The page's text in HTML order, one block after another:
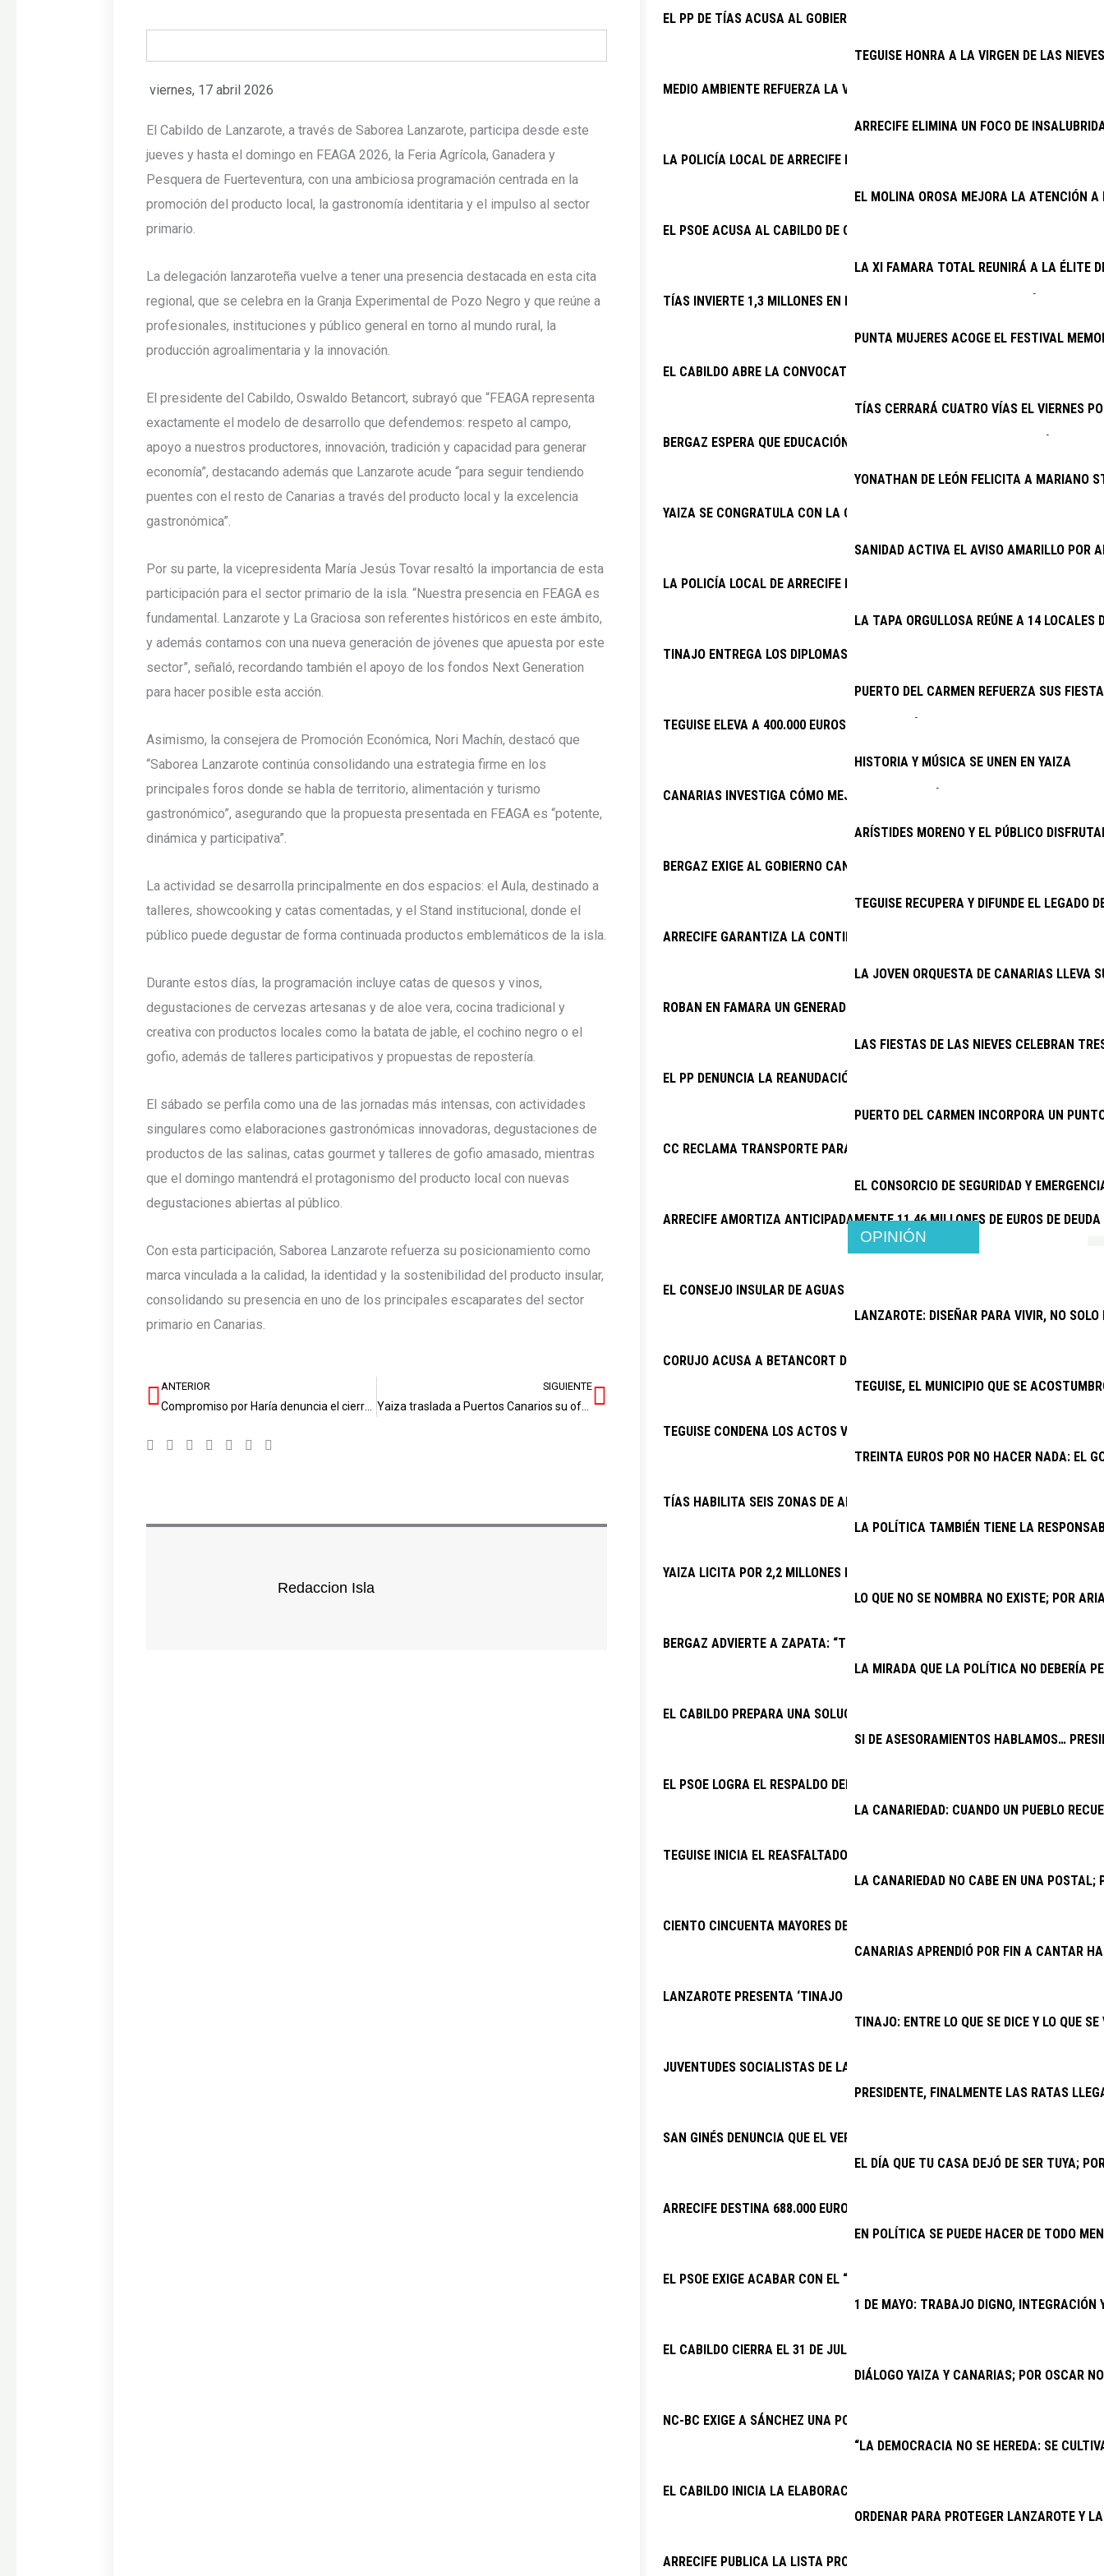
viernes, 17 abril 2026
El Cabildo de Lanzarote, a través de Saborea Lanzarote, participa desde este
jueves y hasta el domingo en FEAGA 2026, la Feria Agrícola, Ganadera y
Pesquera de Fuerteventura, con una ambiciosa programación centrada en la
promoción del producto local, la gastronomía identitaria y el impulso al sector
primario.
La delegación lanzaroteña vuelve a tener una presencia destacada en esta cita
regional, que se celebra en la Granja Experimental de Pozo Negro y que reúne a
profesionales, instituciones y público general en torno al mundo rural, la
producción agroalimentaria y la innovación.
El presidente del Cabildo, Oswaldo Betancort, subrayó que “FEAGA representa
exactamente el modelo de desarrollo que defendemos: respeto al campo,
apoyo a nuestros productores, innovación, tradición y capacidad para generar
economía”, destacando además que Lanzarote acude “para seguir tendiendo
puentes con el resto de Canarias a través del producto local y la excelencia
gastronómica”.
Por su parte, la vicepresidenta María Jesús Tovar resaltó la importancia de esta
participación para el sector primario de la isla. “Nuestra presencia en FEAGA es
fundamental. Lanzarote y La Graciosa son referentes históricos en este ámbito,
y además contamos con una nueva generación de jóvenes que apuesta por este
sector”, señaló, recordando también el apoyo de los fondos Next Generation
para hacer posible esta acción.
Asimismo, la consejera de Promoción Económica, Nori Machín, destacó que
“Saborea Lanzarote continúa consolidando una estrategia firme en los
principales foros donde se habla de territorio, alimentación y turismo
gastronómico”, asegurando que la propuesta presentada en FEAGA es “potente,
dinámica y participativa”.
La actividad se desarrolla principalmente en dos espacios: el Aula, destinado a
talleres, showcooking y catas comentadas, y el Stand institucional, donde el
público puede degustar de forma continuada productos emblemáticos de la isla.
Durante estos días, la programación incluye catas de quesos y vinos,
degustaciones de cervezas artesanas y de aloe vera, cocina tradicional y
creativa con productos locales como la batata de jable, el cochino negro o el
gofio, además de talleres participativos y propuestas de repostería.
El sábado se perfila como una de las jornadas más intensas, con actividades
singulares como elaboraciones gastronómicas innovadoras, degustaciones de
productos de las salinas, catas gourmet y talleres de gofio amasado, mientras
que el domingo mantendrá el protagonismo del producto local con nuevas
degustaciones abiertas al público.
Con esta participación, Saborea Lanzarote refuerza su posicionamiento como
marca vinculada a la calidad, la identidad y la sostenibilidad del producto insular,
consolidando su presencia en uno de los principales escaparates del sector
primario en Canarias.
Ant
ANTERIOR
Compromiso por Haría denuncia el cierre de la sala de teatro de La Tegala
SIGUIENTE
Yaiza traslada a Puertos Canarios su oferta para cruceristas centrada en experiencias autóctonas Siguiente
Redaccion Isla
EL PP DE TÍAS ACUSA AL GOBIERNO DE INCAPACIDAD CON EL PLAN DE
MEDIO AMBIENTE REFUERZA LA VIGILANCIA EN LOS COTOS DE CAZA DE
LA POLICÍA LOCAL DE ARRECIFE DETIENE A DOS VARONES EXTRANJEROS
EL PSOE ACUSA AL CABILDO DE CONOCER DESDE 2025 EL DERRIBO DE LA
TÍAS INVIERTE 1,3 MILLONES EN RENOVAR EL ALUMBRADO DE 32 VÍAS
EL CABILDO ABRE LA CONVOCATORIA DE SUBVENCIONES PARA LA
BERGAZ ESPERA QUE EDUCACIÓN CUMPLA E INICIE LA CONTRATACIÓN DEL
YAIZA SE CONGRATULA CON LA CONTINUIDAD DEL PROYECTO DE
LA POLICÍA LOCAL DE ARRECIFE DETIENE A DOS VARONES POR PRESUNTO
TINAJO ENTREGA LOS DIPLOMAS DE LA ESCUELA DE CUIDADOS
TEGUISE ELEVA A 400.000 EUROS LA INVERSIÓN EN PLANES DE EMPLEO
CANARIAS INVESTIGA CÓMO MEJORAR EL PRONÓSTICO DEL TRASPLANTE
BERGAZ EXIGE AL GOBIERNO CANARIO ENMENDAR EL ERROR DE 2025 Y
ARRECIFE GARANTIZA LA CONTINUIDAD DE LA LIMPIEZA VIARIA Y LA
ROBAN EN FAMARA UN GENERADOR DEL CINE AMBULANTE
EL PP DENUNCIA LA REANUDACIÓN DE LAS OBRAS DE LA ANTENA DE
CC RECLAMA TRANSPORTE PARA EL CENTRO DE RESPIRO FAMILIAR DE SAN
ARRECIFE AMORTIZA ANTICIPADAMENTE 11,46 MILLONES DE EUROS DE
EL CONSEJO INSULAR DE AGUAS ABORDA PROYECTOS POR MÁS DE 6,4
CORUJO ACUSA A BETANCORT DE PAGAR 15.500 EUROS A JOSÉ MARÍA
TEGUISE CONDENA LOS ACTOS VANDÁLICOS CONTRA ESPACIOS PÚBLICOS
TÍAS HABILITA SEIS ZONAS DE APARCAMIENTO Y REFUERZA TAXIS Y
YAIZA LICITA POR 2,2 MILLONES LAS MEJORAS DEL CAMPO DE FÚTBOL DE
BERGAZ ADVIERTE A ZAPATA: “TRAS UN AÑO DE CONFLICTO
EL CABILDO PREPARA UNA SOLUCIÓN PARA EL DRENAJE DE LA CARRETERA
EL PSOE LOGRA EL RESPALDO DEL CABILDO A UNA VENTANILLA ÚNICA PARA
TEGUISE INICIA EL REASFALTADO DE VARIAS CALLES DE LOS COCOTEROS
CIENTO CINCUENTA MAYORES DE YAIZA FESTEJAN EL DÍA DEL ABUELO
LANZAROTE PRESENTA ‘TINAJO PARA TODOS’, EL PRIMER EQUIPO
JUVENTUDES SOCIALISTAS DE LANZAROTE Y LA GRACIOSA: “LAS BECAS DEL
SAN GINÉS DENUNCIA QUE EL VERANO JOVEN VUELVE A DISCRIMINAR A
ARRECIFE DESTINA 688.000 EUROS A EVENTOS DEPORTIVOS DE INTERÉS
EL PSOE EXIGE ACABAR CON EL “SECUESTRO” DE LA NUEVA PARADA
EL CABILDO CIERRA EL 31 DE JULIO EL PLAZO PARA QUE CLUBES Y
NC-BC EXIGE A SÁNCHEZ UNA POSICIÓN FIRME SOBRE EL SÁHARA
EL CABILDO INICIA LA ELABORACIÓN DEL PRESUPUESTO GENERAL DE 2027
ARRECIFE PUBLICA LA LISTA PROVISIONAL DE ADMITIDOS PARA CUATRO
TEGUISE HONRA A LA VIRGEN DE LAS
ARRECIFE ELIMINA UN FOCO DE
EL MOLINA OROSA MEJORA LA ATENCIÓN
LA XI FAMARA TOTAL REUNIRÁ A LA ÉLITE
PUNTA MUJERES ACOGE EL FESTIVAL
TÍAS CERRARÁ CUATRO VÍAS EL VIERNES
YONATHAN DE LEÓN FELICITA A MARIANO
SANIDAD ACTIVA EL AVISO AMARILLO POR
LA TAPA ORGULLOSA REÚNE A 14 LOCALES
PUERTO DEL CARMEN REFUERZA SUS
HISTORIA Y MÚSICA SE UNEN EN YAIZA
ARÍSTIDES MORENO Y EL PÚBLICO
TEGUISE RECUPERA Y DIFUNDE EL
LA JOVEN ORQUESTA DE CANARIAS LLEVA
LAS FIESTAS DE LAS NIEVES CELEBRAN
PUERTO DEL CARMEN INCORPORA UN
EL CONSORCIO DE SEGURIDAD Y
OPINIÓN
LANZAROTE: DISEÑAR PARA VIVIR, NO
TEGUISE, EL MUNICIPIO QUE SE
TREINTA EUROS POR NO HACER NADA: EL
LA POLÍTICA TAMBIÉN TIENE LA
LO QUE NO SE NOMBRA NO EXISTE; POR
LA MIRADA QUE LA POLÍTICA NO DEBERÍA
SI DE ASESORAMIENTOS HABLAMOS…
LA CANARIEDAD: CUANDO UN PUEBLO
LA CANARIEDAD NO CABE EN UNA POSTAL;
CANARIAS APRENDIÓ POR FIN A CANTAR
TINAJO: ENTRE LO QUE SE DICE Y LO QUE
PRESIDENTE, FINALMENTE LAS RATAS
EL DÍA QUE TU CASA DEJÓ DE SER TUYA;
EN POLÍTICA SE PUEDE HACER DE TODO
1 DE MAYO: TRABAJO DIGNO, INTEGRACIÓN
DIÁLOGO YAIZA Y CANARIAS; POR OSCAR
“LA DEMOCRACIA NO SE HEREDA: SE
ORDENAR PARA PROTEGER LANZAROTE Y